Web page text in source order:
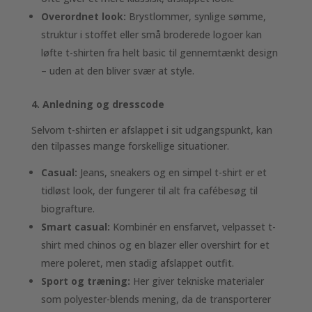
Overordnet look: Brystlommer, synlige sømme,
struktur i stoffet eller små broderede logoer kan
løfte t-shirten fra helt basic til gennemtænkt design
– uden at den bliver svær at style.
4. Anledning og dresscode
Selvom t-shirten er afslappet i sit udgangspunkt, kan
den tilpasses mange forskellige situationer.
Casual: Jeans, sneakers og en simpel t-shirt er et
tidløst look, der fungerer til alt fra cafébesøg til
biografture.
Smart casual: Kombinér en ensfarvet, velpasset t-
shirt med chinos og en blazer eller overshirt for et
mere poleret, men stadig afslappet outfit.
Sport og træning: Her giver tekniske materialer
som polyester-blends mening, da de transporterer